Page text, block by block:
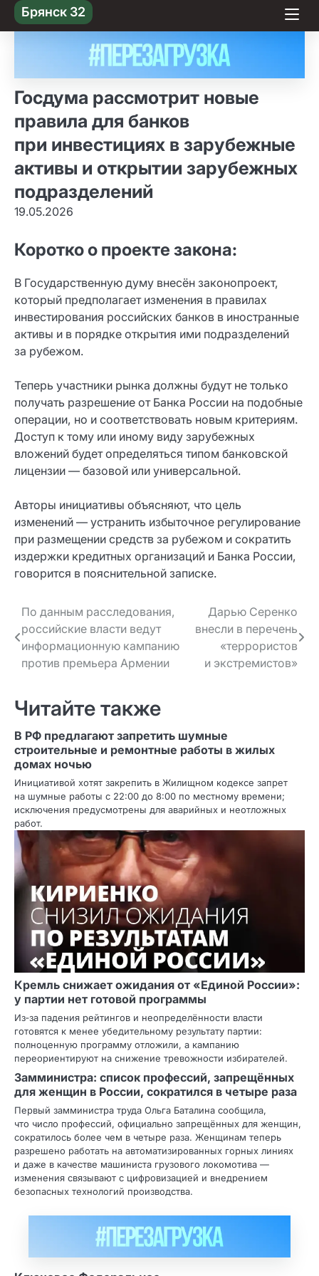
Skip
to content
Брянск 32
Госдума рассмотрит новые
правила для банков
при инвестициях в зарубежные
активы и открытии зарубежных
подразделений
19.05.2026
Коротко о проекте закона:
В Государственную думу внесён законопроект,
который предполагает изменения в правилах
инвестирования российских банков в иностранные
активы и в порядке открытия ими подразделений
за рубежом.
Теперь участники рынка должны будут не только
получать разрешение от Банка России на подобные
операции, но и соответствовать новым критериям.
Доступ к тому или иному виду зарубежных
вложений будет определяться типом банковской
лицензии — базовой или универсальной.
Авторы инициативы объясняют, что цель
изменений — устранить избыточное регулирование
при размещении средств за рубежом и сократить
издержки кредитных организаций и Банка России,
говорится в пояснительной записке.
Навигация
по записям
По данным расследования,
российские власти ведут
информационную кампанию
против премьера Армении
Дарью Серенко
внесли в перечень
«террористов
и экстремистов»
Читайте также
В РФ предлагают запретить шумные
строительные и ремонтные работы в жилых
домах ночью
Инициативой хотят закрепить в Жилищном кодексе запрет
на шумные работы с 22:00 до 8:00 по местному времени;
исключения предусмотрены для аварийных и неотложных
работ.
Кремль снижает ожидания от «Единой России»:
у партии нет готовой программы
Из‑за падения рейтингов и неопределённости власти
готовятся к менее убедительному результату партии:
полноценную программу отложили, а кампанию
переориентируют на снижение тревожности избирателей.
Замминистра: список профессий, запрещённых
для женщин в России, сократился в четыре раза
Первый замминистра труда Ольга Баталина сообщила,
что число профессий, официально запрещённых для женщин,
сократилось более чем в четыре раза. Женщинам теперь
разрешено работать на автоматизированных горных линиях
и даже в качестве машиниста грузового локомотива —
изменения связывают с цифровизацией и внедрением
безопасных технологий производства.